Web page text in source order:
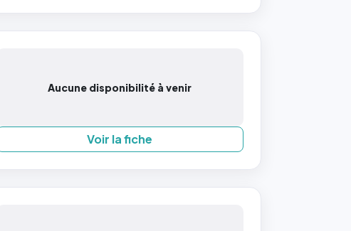
Aucune disponibilité à venir
Voir la fiche